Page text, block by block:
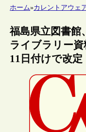
ホーム»カレントアウェ
福島県立図書館
ライブラリー資
11日付けで改定